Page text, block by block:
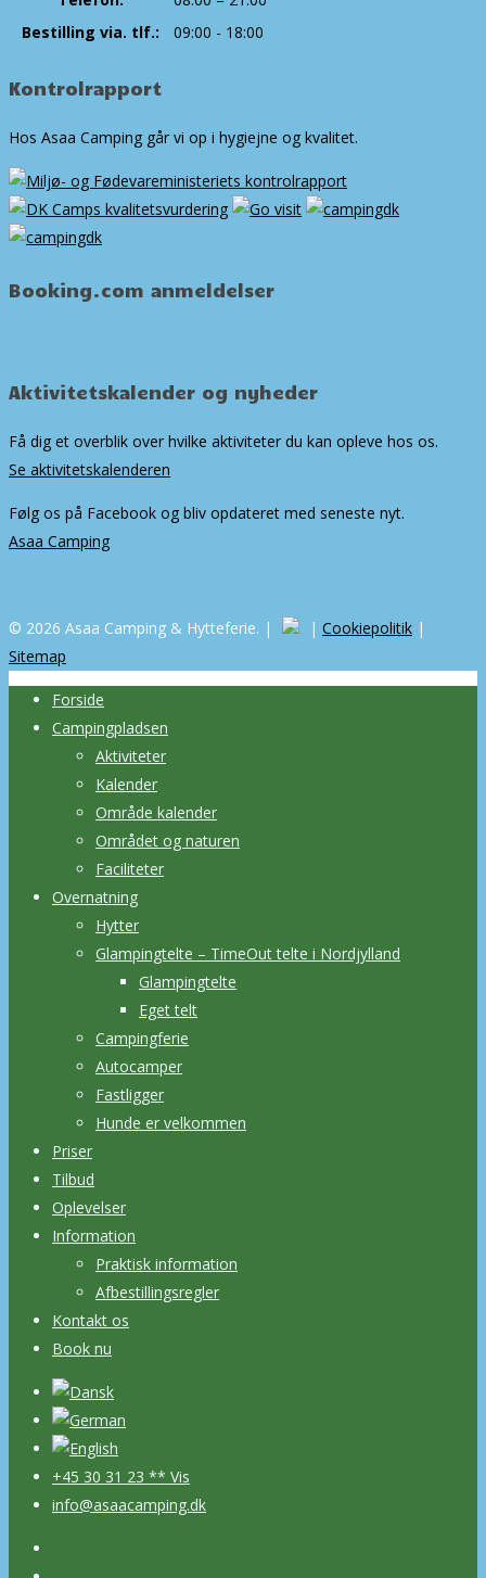
Bestilling via. tlf.:
09:00 - 18:00
Kontrolrapport
Hos Asaa Camping går vi op i hygiejne og kvalitet.
Booking.com anmeldelser
Aktivitetskalender og nyheder
Få dig et overblik over hvilke aktiviteter du kan opleve hos os.
Se aktivitetskalenderen
Følg os på Facebook og bliv opdateret med seneste nyt.
Asaa Camping
© 2026 Asaa Camping & Hytteferie. | | Cookiepolitik |
Sitemap
Forside
Campingpladsen
Aktiviteter
Kalender
Område kalender
Området og naturen
Faciliteter
Overnatning
Hytter
Glampingtelte – TimeOut telte i Nordjylland
Glampingtelte
Eget telt
Campingferie
Autocamper
Fastligger
Hunde er velkommen
Priser
Tilbud
Oplevelser
Information
Praktisk information
Afbestillingsregler
Kontakt os
Book nu
+45 30 31 23 ** Vis
info@asaacamping.dk